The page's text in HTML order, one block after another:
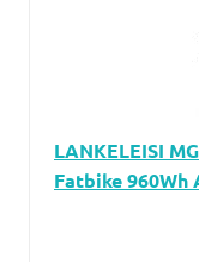
LANKELEISI
Fatbike 960Wh